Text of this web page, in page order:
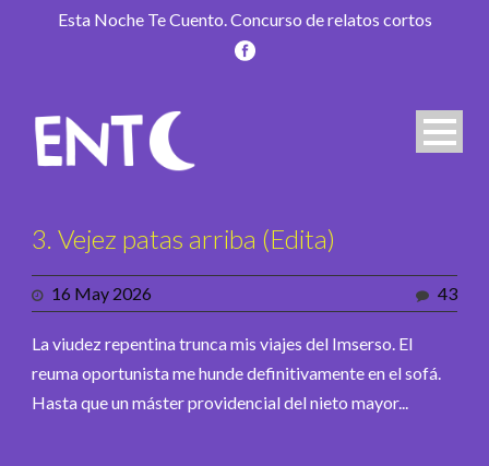
Esta Noche Te Cuento. Concurso de relatos cortos
3. Vejez patas arriba (Edita)
16 May 2026 43
La viudez repentina trunca mis viajes del Imserso. El
reuma oportunista me hunde definitivamente en el sofá.
Hasta que un máster providencial del nieto mayor...